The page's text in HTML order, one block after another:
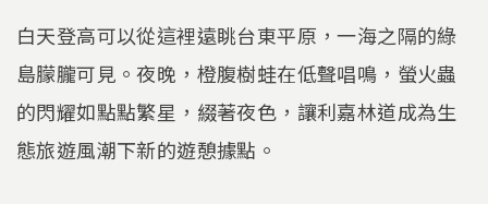
白天登高可以從這裡遠眺台東平原，一海之隔的綠
島朦朧可見。夜晚，橙腹樹蛙在低聲唱鳴，螢火蟲
的閃耀如點點繁星，綴著夜色，讓利嘉林道成為生
態旅遊風潮下新的遊憩據點。